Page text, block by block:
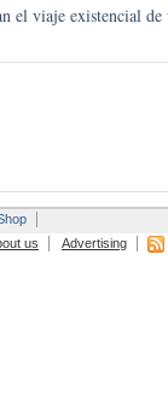
el viaje existencial de
us Advertising